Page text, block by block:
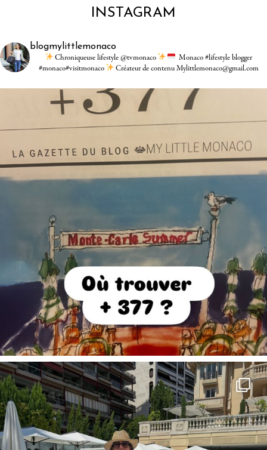
INSTAGRAM
blogmylittlemonaco
Chroniqueuse lifestyle @tvmonaco
Monaco #lifestyle blogger
#monaco#visitmonaco
Créateur de contenu Mylittlemonaco@gmail.com